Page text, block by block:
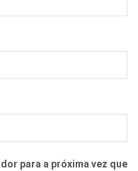
para a próxima vez que